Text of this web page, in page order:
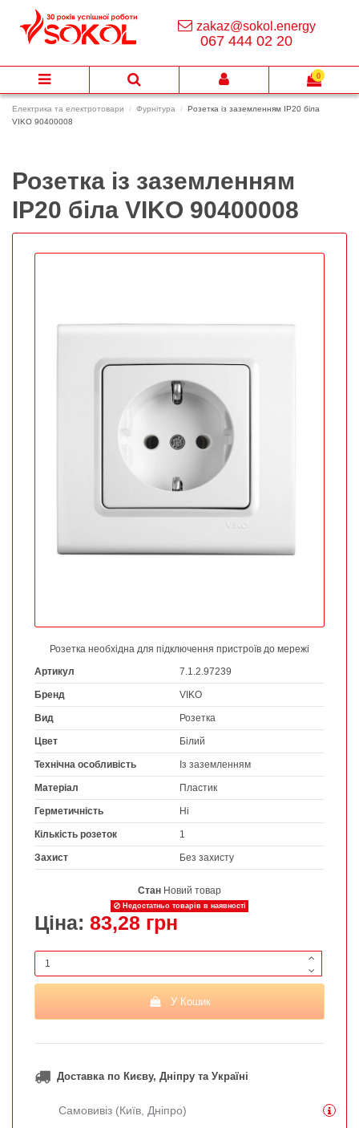
Електрика та електротовари Фурнітура
Розетка із заземленням IP20 біла
VIKO 90400008
Розетка із заземленням
IP20 біла VIKO 90400008
Розетка необхідна для підключення пристроїв до мережі
Артикул
7.1.2.97239
Бренд VIKO
Вид Розетка
Цвет Білий
Технічна особливість Із заземленням
Матеріал Пластик
Герметичність Ні
Кількість розеток 1
Захист Без захисту
Стан Новий товар
Недостатньо товарів в наявності
Ціна: 83,28 грн
У Кошик
Доставка по Києву, Дніпру та Україні
Самовивіз (Київ, Дніпро)
zakaz@sokol.energy
067 444 02 20
0